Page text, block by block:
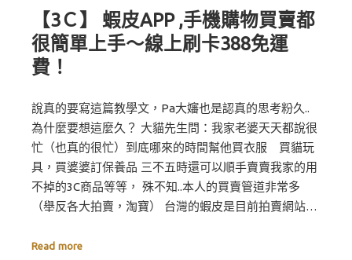
【3Ｃ】 蝦皮APP ,手機購物買賣都
很簡單上手～線上刷卡388免運
費！
說真的要寫這篇教學文，Pa大嬸也是認真的思考粉久..
為什麼要想這麼久？ 大貓先生問：我家老婆天天都說很
忙（也真的很忙）到底哪來的時間幫他買衣服 買貓玩
具，買婆婆訂保養品 三不五時還可以順手賣賣我家的用
不掉的3C商品等等， 殊不知..本人的買賣管道非常多
（舉反各大拍賣，淘寶） 台灣的蝦皮是目前拍賣網站…
Read more